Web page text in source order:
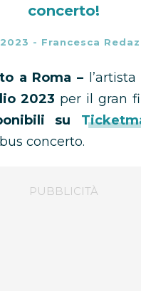
concerto!
- Francesca
a Roma –
2023 per il gran
su
concerto.